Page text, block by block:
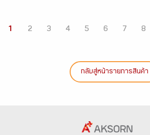
1 2 3 4 5 6 7 8
กลับสู่หน้ารายการสินค้า